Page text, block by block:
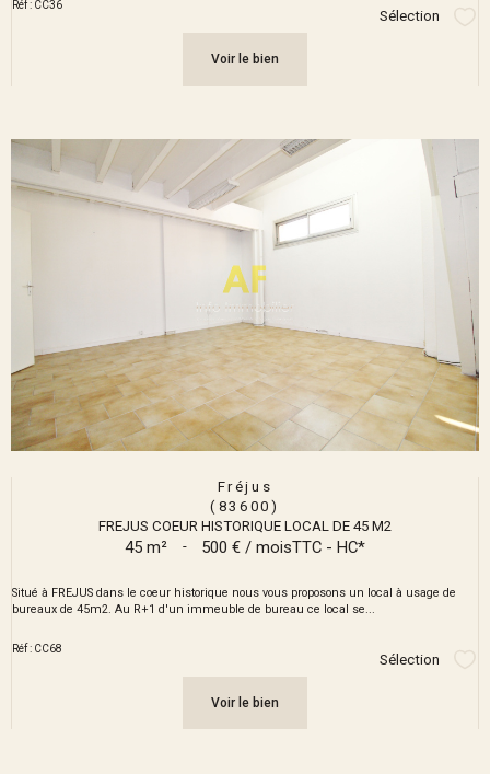
Réf : CC36
Sélection
Voir le bien
Fréjus
(83600)
FREJUS COEUR HISTORIQUE LOCAL DE 45 M2
45 m² - 500 € / moisTTC - HC*
Situé à FREJUS dans le coeur historique nous vous proposons un local à usage de
bureaux de 45m2. Au R+1 d'un immeuble de bureau ce local se...
Réf : CC68
Sélection
Voir le bien